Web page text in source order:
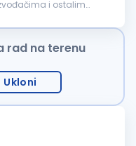
i ostalim
rad na terenu
Ukloni